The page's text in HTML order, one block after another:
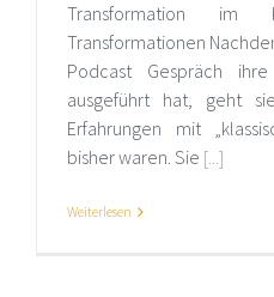
Transformation im
Transformationen
Podcast Gespräch
ausgeführt hat, geht
Erfahrungen mit
bisher waren. Sie [...]
Weiterlesen